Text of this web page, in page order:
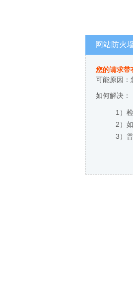
网站防火
您的请求带
可能原因：
如何解决：
1）
2）
3）